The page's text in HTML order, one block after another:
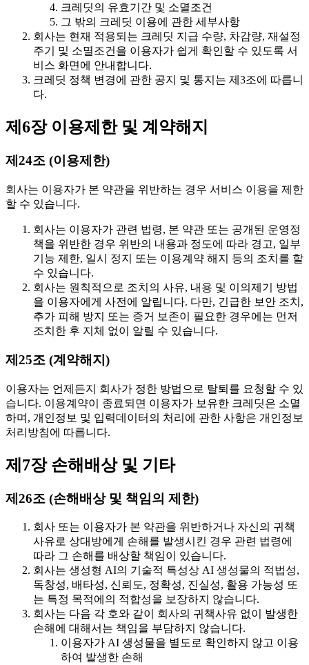
크레딧의 유효기간 및 소멸조건
그 밖의 크레딧 이용에 관한 세부사항
회사는 현재 적용되는 크레딧 지급 수량, 차감량, 재설정
주기 및 소멸조건을 이용자가 쉽게 확인할 수 있도록 서
비스 화면에 안내합니다.
크레딧 정책 변경에 관한 공지 및 통지는 제3조에 따릅니
다.
제6장 이용제한 및 계약해지
제24조 (이용제한)
회사는 이용자가 본 약관을 위반하는 경우 서비스 이용을 제한
할 수 있습니다.
회사는 이용자가 관련 법령, 본 약관 또는 공개된 운영정
책을 위반한 경우 위반의 내용과 정도에 따라 경고, 일부
기능 제한, 일시 정지 또는 이용계약 해지 등의 조치를 할
수 있습니다.
회사는 원칙적으로 조치의 사유, 내용 및 이의제기 방법
을 이용자에게 사전에 알립니다. 다만, 긴급한 보안 조치,
추가 피해 방지 또는 증거 보존이 필요한 경우에는 먼저
조치한 후 지체 없이 알릴 수 있습니다.
제25조 (계약해지)
이용자는 언제든지 회사가 정한 방법으로 탈퇴를 요청할 수 있
습니다. 이용계약이 종료되면 이용자가 보유한 크레딧은 소멸
하며, 개인정보 및 입력데이터의 처리에 관한 사항은 개인정보
처리방침에 따릅니다.
제7장 손해배상 및 기타
제26조 (손해배상 및 책임의 제한)
회사 또는 이용자가 본 약관을 위반하거나 자신의 귀책
사유로 상대방에게 손해를 발생시킨 경우 관련 법령에
따라 그 손해를 배상할 책임이 있습니다.
회사는 생성형 AI의 기술적 특성상 AI 생성물의 적법성,
독창성, 배타성, 신뢰도, 정확성, 진실성, 활용 가능성 또
는 특정 목적에의 적합성을 보장하지 않습니다.
회사는 다음 각 호와 같이 회사의 귀책사유 없이 발생한
손해에 대해서는 책임을 부담하지 않습니다.
이용자가 AI 생성물을 별도로 확인하지 않고 이용
하여 발생한 손해